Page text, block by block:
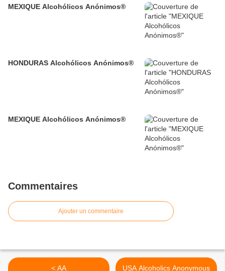
MEXIQUE Alcohólicos Anónimos®
HONDURAS Alcohólicos Anónimos®
MEXIQUE Alcohólicos Anónimos®
Commentaires
Ajouter un commentaire
< AA
USA Alcoholics Anonymous